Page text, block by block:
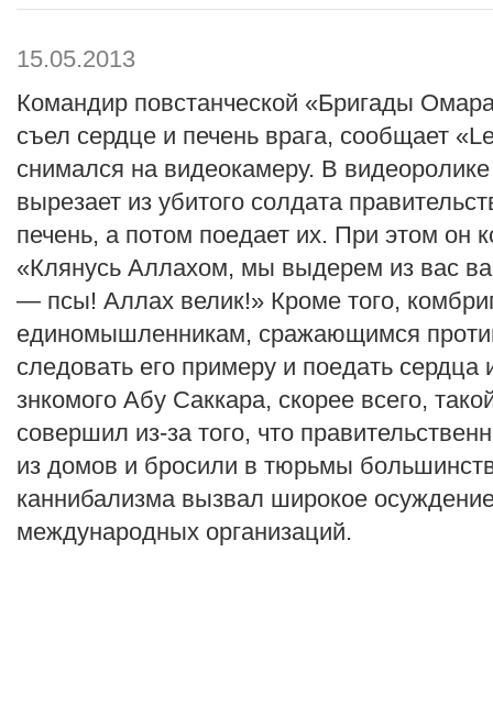
15.05.2013
Командир повстанческой «Бригады
съел сердце и печень врага, сообщает
снимался на видеокамеру. В
вырезает из убитого солдата
печень, а потом поедает их. При этом он
«Клянусь Аллахом, мы выдерем из вас
— псы! Аллах велик!» Кроме того,
единомышленникам, сражающимся
следовать его примеру и поедать
знкомого Абу Саккара, скорее всего,
совершил из-за того, что
из домов и бросили в тюрьмы
каннибализма вызвал широкое
международных организаций.